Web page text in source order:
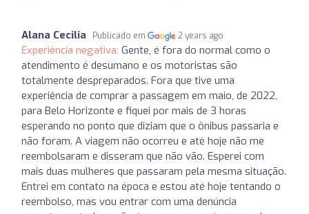
Alana Cecilia Publicado em 2 years ago
Experiência negativa: Gente, é fora do normal como o
atendimento é desumano e os motoristas são
totalmente despreparados. Fora que tive uma
experiência de comprar a passagem em maio, de 2022,
para Belo Horizonte e fiquei por mais de 3 horas
esperando no ponto que diziam que o ônibus passaria e
não foram. A viagem não ocorreu e até hoje não me
reembolsaram e disseram que não vão. Esperei com
mais duas mulheres que passaram pela mesma situação.
Entrei em contato na época e estou até hoje tentando o
reembolso, mas vou entrar com uma denúncia